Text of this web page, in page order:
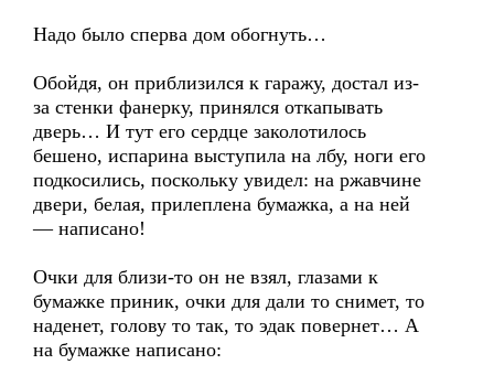
Надо было сперва дом обогнуть…
Обойдя, он приблизился к гаражу, достал из-
за стенки фанерку, принялся откапывать
дверь… И тут его сердце заколотилось
бешено, испарина выступила на лбу, ноги его
подкосились, поскольку увидел: на ржавчине
двери, белая, прилеплена бумажка, а на ней
— написано!
Очки для близи-то он не взял, глазами к
бумажке приник, очки для дали то снимет, то
наденет, голову то так, то эдак повернет… А
на бумажке написано: